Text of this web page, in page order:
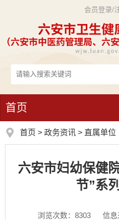
会员登录/
首页
首页 > 政务资讯 > 直属单位
六安市妇幼保健
节”系
浏览次数： 8303
信